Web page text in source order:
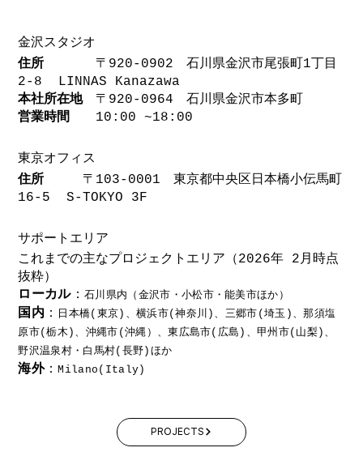
金沢スタジオ
住所 〒920-0902 石川県金沢市尾張町1丁目
2-8 LINNAS Kanazawa
​本社所在地〒920-0964 石川県金沢市本多町
営業時間
10:00 ~18:00
東京オフィス
住所 〒103-0001 東京都中央区日本橋小伝馬町
16-5 S-TOKYO 3F
​サポートエリア
これまでの主なプロジェクトエリア（2026年 2月時点
抜粋）
ローカル：石川県内（金沢市・小松市・能美市ほか）
国内 ：
日本橋(東京)、横浜市(神奈川)、三郷市(埼玉)、那須塩
原市(栃木)、沖縄市(沖縄）、東広島市(広島)、甲州市(山梨)、
野沢温泉村・白馬村(長野)ほか
海外：Milano(Italy)
PROJECTS